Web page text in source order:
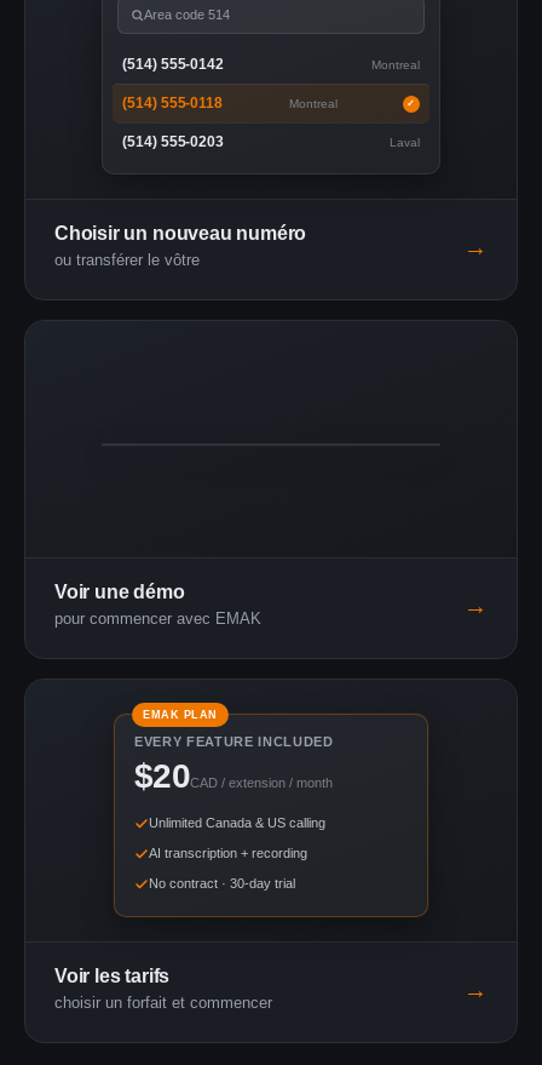
Area code 514
(514) 555-0142 Montreal
(514) 555-0118 Montreal ✓
(514) 555-0203 Laval
Choisir un nouveau numéro
ou transférer le vôtre →
Voir une démo
pour commencer avec EMAK →
EMAK PLAN
EVERY FEATURE INCLUDED
$20CAD / extension / month
Unlimited Canada & US calling
AI transcription + recording
No contract · 30-day trial
Voir les tarifs
choisir un forfait et commencer →